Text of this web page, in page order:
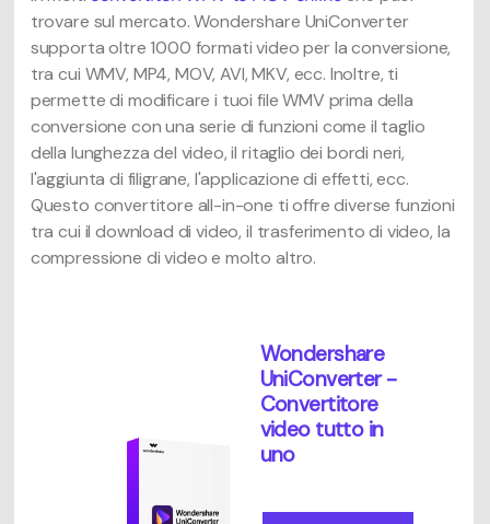
trovare sul mercato. Wondershare UniConverter
supporta oltre 1000 formati video per la conversione,
tra cui WMV, MP4, MOV, AVI, MKV, ecc. Inoltre, ti
permette di modificare i tuoi file WMV prima della
conversione con una serie di funzioni come il taglio
della lunghezza del video, il ritaglio dei bordi neri,
l'aggiunta di filigrane, l'applicazione di effetti, ecc.
Questo convertitore all-in-one ti offre diverse funzioni
tra cui il download di video, il trasferimento di video, la
compressione di video e molto altro.
Wondershare
UniConverter -
Convertitore
video tutto in
uno